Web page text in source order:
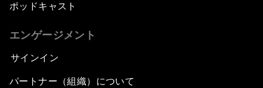
ポッドキャスト
エンゲージメント
サインイン
パートナー（組織）について